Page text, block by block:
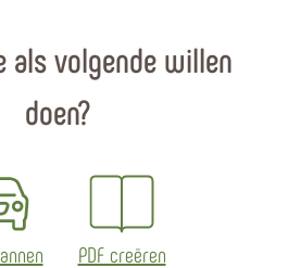
als volgende willen
doen?
PDF creëren